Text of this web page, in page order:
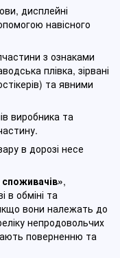
дисплейні
навісного
з ознаками
плівка, зірвані
та явними
виробника та
в дорозі несе
,
в обміні та
вони належать до
непродовольчих
поверненню та